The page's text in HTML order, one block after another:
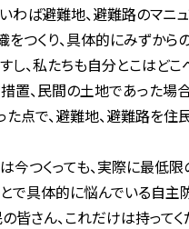
わば避難地、避難路のマニ
つくり、具体的にみずから
し、私たちも自分とこはど
置、民間の土地であった
た点で、避難地、避難路を
今つくっても、実際に最低
で具体的に悩んでいる自
皆さん、これだけは持っ